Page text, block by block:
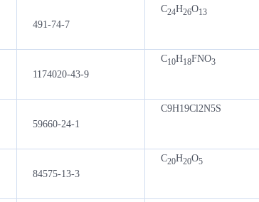
491-74-7
C24H26O13
1174020-43-9
C10H18FNO3
59660-24-1
C9H19Cl2N5S
84575-13-3
C20H20O5